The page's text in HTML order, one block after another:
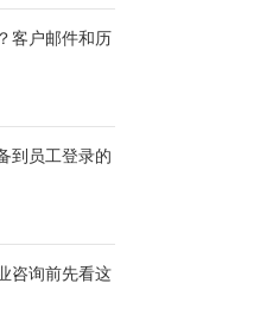
客户邮件和历
到员工登录的
咨询前先看这